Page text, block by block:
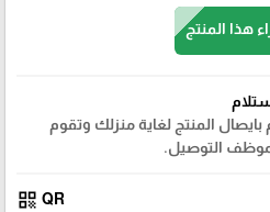
هذا المنتج
المنتج لغاية منزلك وتقوم
التوصيل.
QR
qr_code